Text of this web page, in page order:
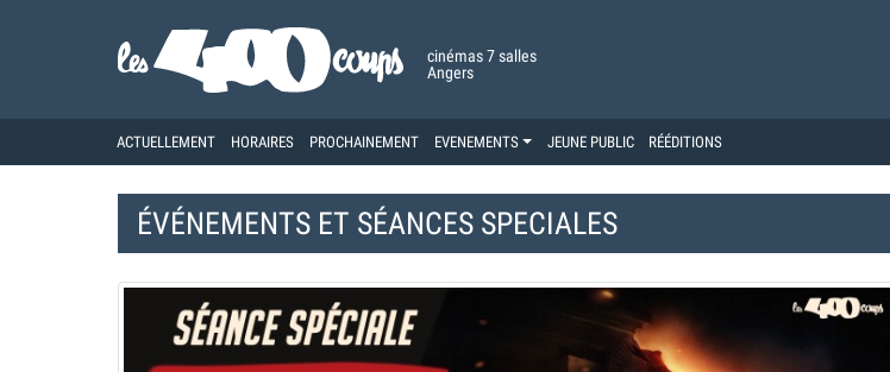
cinémas 7 salles
Angers
ACTUELLEMENT HORAIRES PROCHAINEMENT EVENEMENTS JEUNE PUBLIC RÉÉDITIONS
ÉVÉNEMENTS ET SÉANCES SPECIALES